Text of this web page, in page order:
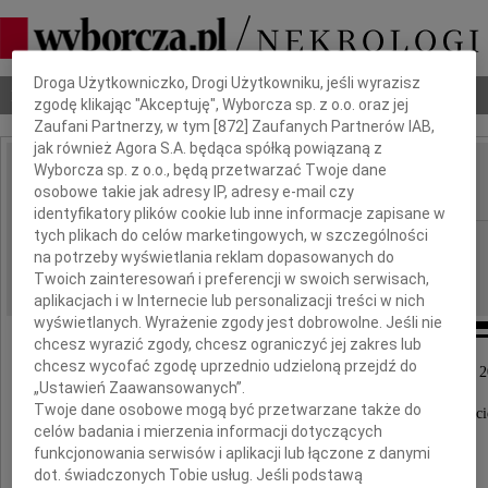
Nekrologi Odeszli Poradnik pogrzebowy
IMIĘ I NAZWISKO: Włodzimierz Wolski
REGION: cała Polska
DATA EMISJI: 11.01.2012
Z głębokim żalem zawiadamiamy, że w dniu 5 stycznia
ukochany Mąż i Ojciec, nasz niezawodny
Dbamy o Twoją prywatność
Droga Użytkowniczko, Drogi Użytkowniku, jeśli wyrazisz
zgodę klikając "Akceptuję", Wyborcza sp. z o.o. oraz jej
Zaufani Partnerzy, w tym [872 ] Zaufanych Partnerów IAB,
jak również Agora S.A. będąca spółką powiązaną z
Wyborcza sp. z o.o., będą przetwarzać Twoje dane
osobowe takie jak adresy IP, adresy e-mail czy
identyfikatory plików cookie lub inne informacje zapisane w
tych plikach do celów marketingowych, w szczególności
na potrzeby wyświetlania reklam dopasowanych do
Twoich zainteresowań i preferencji w swoich serwisach,
aplikacjach i w Internecie lub personalizacji treści w nich
wyświetlanych. Wyrażenie zgody jest dobrowolne. Jeśli nie
chcesz wyrazić zgody, chcesz ograniczyć jej zakres lub
chcesz wycofać zgodę uprzednio udzieloną przejdź do
„Ustawień Zaawansowanych”.
Twoje dane osobowe mogą być przetwarzane także do
celów badania i mierzenia informacji dotyczących
funkcjonowania serwisów i aplikacji lub łączone z danymi
dot. świadczonych Tobie usług. Jeśli podstawą